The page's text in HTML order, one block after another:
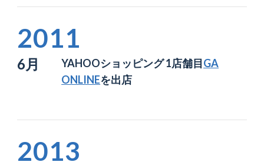
2011
6月 YAHOOショッピング 1店舗目GA
ONLINEを出店
2013